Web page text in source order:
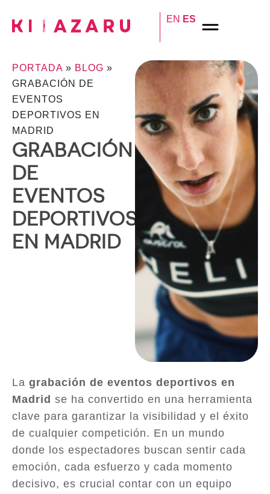
EN ES
PORTADA » BLOG »
GRABACIÓN DE
EVENTOS
DEPORTIVOS EN
MADRID
GRABACIÓN
DE
EVENTOS
DEPORTIVOS
EN MADRID
La grabación de eventos deportivos en
Madrid se ha convertido en una herramienta
clave para garantizar la visibilidad y el éxito
de cualquier competición. En un mundo
donde los espectadores buscan sentir cada
emoción, cada esfuerzo y cada momento
decisivo, es crucial contar con un equipo